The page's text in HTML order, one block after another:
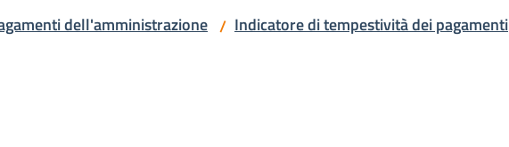
dell'amministrazione / Indicatore di tempestività dei pagamenti